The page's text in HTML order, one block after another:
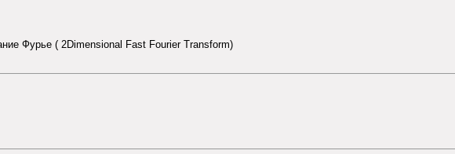
Фурье ( 2Dimensional Fast Fourier Transform)